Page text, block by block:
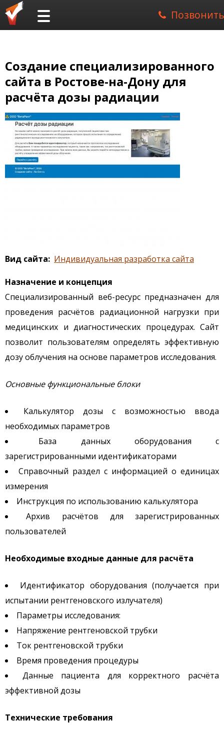
Создание специализированного
сайта в Ростове-на-Дону для
расчёта дозы радиации
Вид сайта Индивидуальная разработка сайта
Назначение и концепция
Специализированный веб-ресурс предназначен для
проведения расчётов радиационной нагрузки при
медицинских и диагностических процедурах. Сайт
позволит пользователям определять эффективную
дозу облучения на основе параметров исследования.
Основные функциональные блоки
Калькулятор дозы с возможностью ввода
необходимых параметров
База данных оборудования с
зарегистрированными идентификаторами
Справочный раздел с информацией о единицах
измерения
Инструкция по использованию калькулятора
Архив расчётов для зарегистрированных
пользователей
Необходимые входные данные для расчёта
Идентификатор оборудования (получается при
испытании рентгеновского излучателя)
Параметры исследования:
Напряжение рентгеновской трубки
Ток рентгеновской трубки
Время проведения процедуры
Данные пациента для корректного расчёта
эффективной дозы
Технические требования